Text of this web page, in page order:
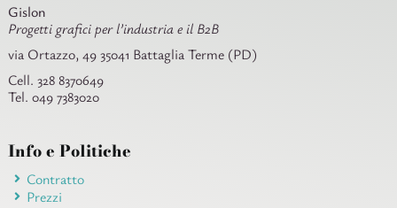
Gislon
Progetti grafici per l’industria e il B2B
via Ortazzo, 49 35041 Battaglia Terme (PD)
Cell. 328 8370649
Tel. 049 7383020
Info e Politiche
Contratto
Prezzi